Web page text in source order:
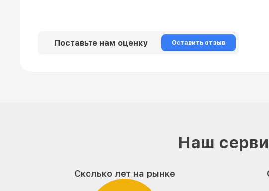
Поставьте нам оценку Оставить отзыв
Наш
Сколько лет на рынке